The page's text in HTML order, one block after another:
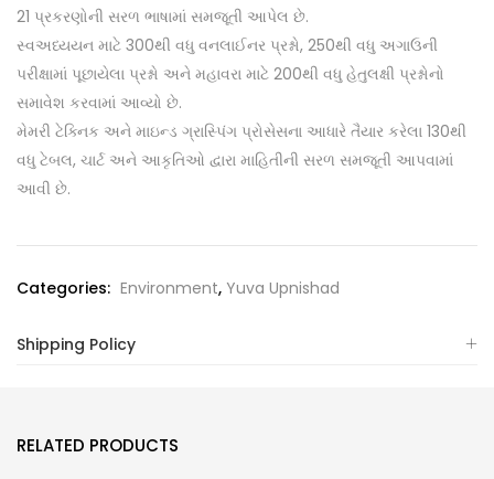
21 પ્રકરણોની સરળ ભાષામાં સમજૂતી આપેલ છે.
સ્વઅધ્યયન માટે 300થી વધુ વનલાઈનર પ્રશ્નો, 250થી વધુ અગાઉની
પરીક્ષામાં પૂછાયેલા પ્રશ્નો અને મહાવરા માટે 200થી વધુ હેતુલક્ષી પ્રશ્નોનો
સમાવેશ કરવામાં આવ્યો છે.
મેમરી ટેક્નિક અને માઇન્ડ ગ્રાસ્પિંગ પ્રોસેસના આધારે તૈયાર કરેલા 130થી
વધુ ટેબલ, ચાર્ટ અને આકૃતિઓ દ્વારા માહિતીની સરળ સમજૂતી આપવામાં
આવી છે.
Categories: Environment, Yuva Upnishad
Shipping Policy
RELATED PRODUCTS